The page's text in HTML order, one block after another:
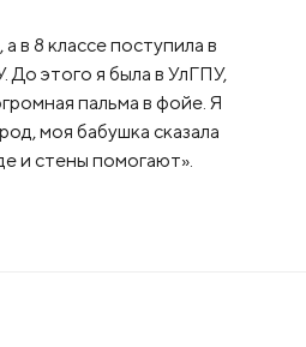
в 8 классе поступила в
этого я была в УлГПУ,
пальма в фойе. Я
моя бабушка сказала
и стены помогают».